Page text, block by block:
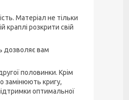
Матеріал не тільки
розкрити свій
дозволяє вам
половинки. Крім
замінюють кригу,
оптимальної